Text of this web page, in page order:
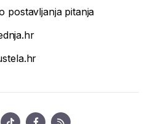
postavljanja pitanja